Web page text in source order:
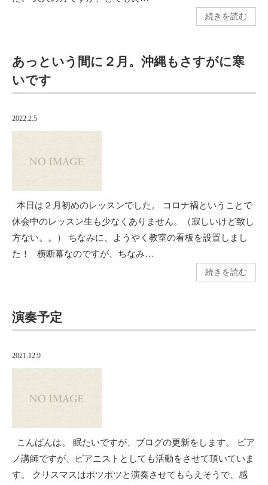
続きを読む
あっという間に２月。沖縄もさすがに寒
いです
2022.2.5
本日は２月初めのレッスンでした。 コロナ禍ということで
休会中のレッスン生も少なくありません。（寂しいけど致し
方ない。。） ちなみに、ようやく教室の看板を設置しまし
た！ 横断幕なのですが、ちなみ…
続きを読む
演奏予定
2021.12.9
こんばんは。 眠たいですが、ブログの更新をします。 ピア
ノ講師ですが、ピアニストとしても活動をさせて頂いていま
す。 クリスマスはポツポツと演奏させてもらえそうで、感